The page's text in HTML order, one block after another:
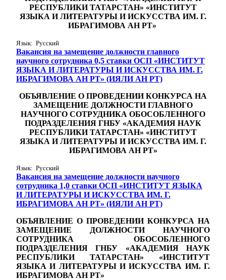
РЕСПУБЛИКИ ТАТАРСТАН» «ИНСТИТУТ
ЯЗЫКА И ЛИТЕРАТУРЫ И ИСКУССТВА ИМ. Г.
ИБРАГИМОВА АН РТ»
Язык: Русский
Вакансия на замещение должности главного
научного сотрудника 0,5 ставки ОСП «ИНСТИТУТ
ЯЗЫКА И ЛИТЕРАТУРЫ И ИСКУССТВА ИМ. Г.
ИБРАГИМОВА АН РТ» (ИЯЛИ АН РТ)
ОБЪЯВЛЕНИЕ О ПРОВЕДЕНИИ КОНКУРСА НА
ЗАМЕЩЕНИЕ ДОЛЖНОСТИ ГЛАВНОГО
НАУЧНОГО СОТРУДНИКА ОБОСОБЛЕННОГО
ПОДРАЗДЕЛЕНИЯ ГНБУ «АКАДЕМИЯ НАУК
РЕСПУБЛИКИ ТАТАРСТАН» «ИНСТИТУТ
ЯЗЫКА И ЛИТЕРАТУРЫ И ИСКУССТВА ИМ. Г.
ИБРАГИМОВА АН РТ»
Язык: Русский
Вакансия на замещение должности научного
сотрудника 1,0 ставки ОСП «ИНСТИТУТ ЯЗЫКА
И ЛИТЕРАТУРЫ И ИСКУССТВА ИМ. Г.
ИБРАГИМОВА АН РТ» (ИЯЛИ АН РТ)
ОБЪЯВЛЕНИЕ О ПРОВЕДЕНИИ КОНКУРСА НА
ЗАМЕЩЕНИЕ ДОЛЖНОСТИ НАУЧНОГО
СОТРУДНИКА ОБОСОБЛЕННОГО
ПОДРАЗДЕЛЕНИЯ ГНБУ «АКАДЕМИЯ НАУК
РЕСПУБЛИКИ ТАТАРСТАН» «ИНСТИТУТ
ЯЗЫКА И ЛИТЕРАТУРЫ И ИСКУССТВА ИМ. Г.
ИБРАГИМОВА АН РТ»